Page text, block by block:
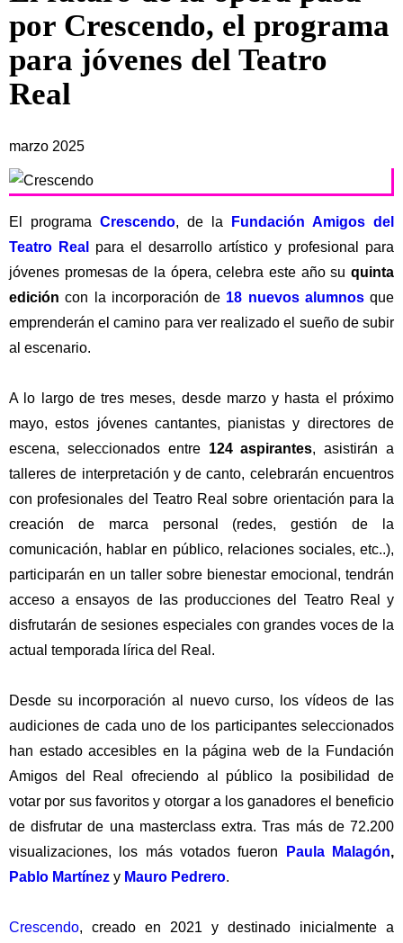
por Crescendo, el programa
para jóvenes del Teatro
Real
marzo 2025
El programa Crescendo, de la
Fundación Amigos del
Teatro Real
para el desarrollo artístico y profesional para
jóvenes promesas de la ópera, celebra este año su quinta
edición con la incorporación de 18 nuevos alumnosque
emprenderán el camino para ver realizado el sueño de subir
al escenario.
A lo largo de tres meses, desde marzo y hasta el próximo
mayo, estos jóvenes cantantes, pianistas y directores de
escena, seleccionados entre 124 aspirantes, asistirán a
talleres de interpretación y de canto, celebrarán encuentros
con profesionales del Teatro Real sobre orientación para la
creación de marca personal (redes, gestión de la
comunicación, hablar en público, relaciones sociales, etc..),
participarán en un taller sobre bienestar emocional, tendrán
acceso a ensayos de las producciones del Teatro Real y
disfrutarán de sesiones especiales con grandes voces de la
actual temporada lírica del Real.
Desde su incorporación al nuevo curso, los vídeos de las
audiciones de cada uno de los participantes seleccionados
han estado accesibles en la página web de la Fundación
Amigos del Real ofreciendo al público la posibilidad de
votar por sus favoritos y otorgar a los ganadores el beneficio
de disfrutar de una masterclass extra. Tras más de 72.200
visualizaciones, los más votados fueron
Paula Malagón,
Pablo Martínez y Mauro Pedrero.
Crescendo, creado en 2021 y destinado inicialmente a